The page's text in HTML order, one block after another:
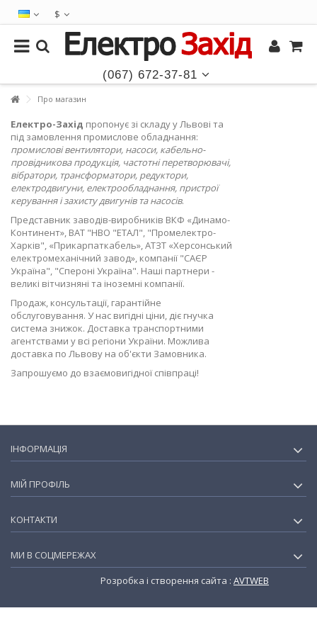
$
(067) 672-37-81
Про магазин
Електро-Захід пропонує зі складу у Львові та
під замовлення промислове обладнання:
промислові вентилятори, насоси, кабельно-
провідникова продукція, частотні перетворювачі,
вібратори, трансформатори, редуктори,
електродвигуни, електрообладнання, пристрої
керування і захисту двигунів та насосів.
Представник заводів-виробників ВКФ «Динамо-
Континент», ВАТ "НВО "ЕТАЛ", "Промелектро-
Харків", «Прикарпаткабель», АТЗТ «Херсонський
електромеханічний завод», компанії "САЄР
Україна", "Спероні Україна". Наші партнери -
великі вітчизняні та іноземні компанії.
Продаж, консультації, гарантійне
обслуговування. У нас вигідні ціни, діє гнучка
система знижок. Доставка транспортними
агентствами у всі регіони України. Можлива
доставка по Львову на об'єкти Замовника.
Запрошуємо до взаємовигідної співпраці!
ІНФОРМАЦІЯ
МІЙ ПРОФІЛЬ
КОНТАКТИ
МИ В СОЦМЕРЕЖАХ
Розробка і створення сайта : AVTWEB